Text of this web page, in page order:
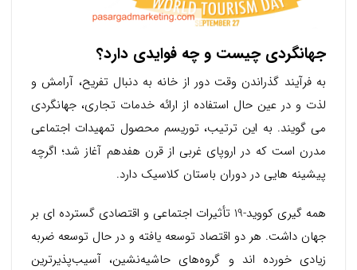
جهانگردی چیست و چه فوایدی دارد؟
به فرآیند گذراندن وقت دور از خانه به دنبال تفریح، آرامش و
لذت و در عین حال استفاده از ارائه خدمات تجاری، جهانگردی
می گویند. به این ترتیب، توریسم محصول تمهیدات اجتماعی
مدرن است که در اروپای غربی از قرن هفدهم آغاز شد؛ اگرچه
پیشینه هایی در دوران باستان کلاسیک دارد.
همه گیری کووید-19 تأثیرات اجتماعی و اقتصادی گسترده ای بر
جهان داشت. هر دو اقتصاد توسعه یافته و در حال توسعه ضربه
زیادی خورده اند و گروه‌های حاشیه‌نشین، آسیب‌پذیرترین